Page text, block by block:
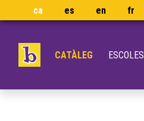
ca es en fr
CATÀLEG ESCOLES